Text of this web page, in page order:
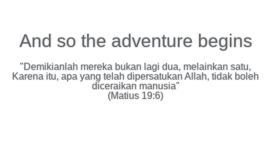
And so the adventure begins
"Demikianlah mereka bukan lagi dua, melainkan satu,
Karena itu, apa yang telah dipersatukan Allah, tidak boleh
diceraikan manusia"
(Matius 19:6)